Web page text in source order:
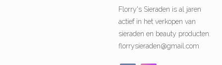
Florry's Sieraden is al jaren
actief in het verkopen van
sieraden en beauty producten.
florrysieraden@gmail.com